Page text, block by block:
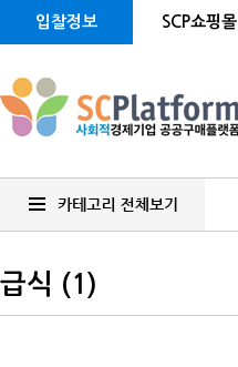
입찰정보 SCP쇼핑몰
급식 (1)